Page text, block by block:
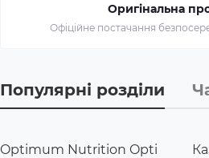
Оригінальна
Офіційне постачання
Популярні розділи
Optimum Nutrition Opti